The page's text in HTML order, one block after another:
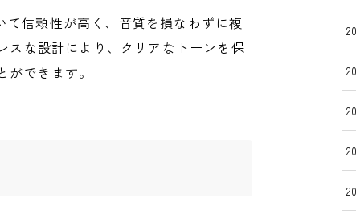
信頼性が高く、音質を損なわずに複
スな設計により、クリアなトーンを保
できます。